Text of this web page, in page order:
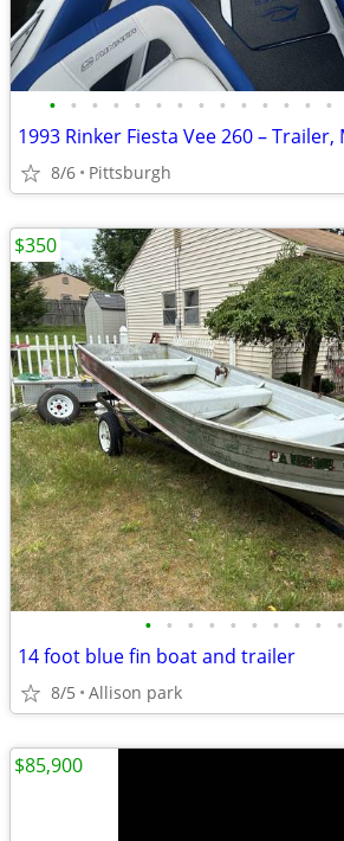
• • • • • • • • • • • • • •
8/6 Pittsburgh
• • • • • • • • • •
14 foot blue fin boat and trailer
8/5 Allison park
$350
$85,900